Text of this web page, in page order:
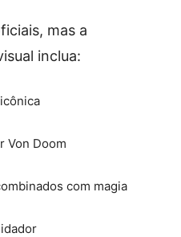
mas a
inclua:
Von Doom
com magia